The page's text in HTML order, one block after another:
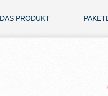
DAS PRODUKT